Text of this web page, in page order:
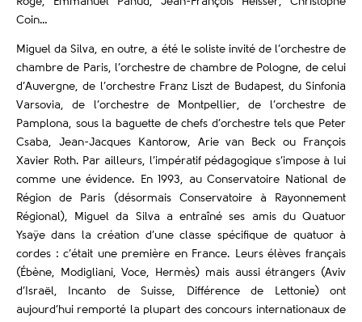
Coin…
Miguel da Silva, en outre, a été le soliste invité de l’orchestre de
chambre de Paris, l’orchestre de chambre de Pologne, de celui
d’Auvergne, de l’orchestre Franz Liszt de Budapest, du Sinfonia
Varsovia, de l’orchestre de Montpellier, de l’orchestre de
Pamplona, sous la baguette de chefs d’orchestre tels que Peter
Csaba, Jean-Jacques Kantorow, Arie van Beck ou François
Xavier Roth. Par ailleurs, l’impératif pédagogique s’impose à lui
comme une évidence. En 1993, au Conservatoire National de
Région de Paris (désormais Conservatoire à Rayonnement
Régional), Miguel da Silva a entraîné ses amis du Quatuor
Ysaÿe dans la création d’une classe spécifique de quatuor à
cordes : c’était une première en France. Leurs élèves français
(Ébène, Modigliani, Voce, Hermès) mais aussi étrangers (Aviv
d’Israël, Incanto de Suisse, Différence de Lettonie) ont
aujourd’hui remporté la plupart des concours internationaux de